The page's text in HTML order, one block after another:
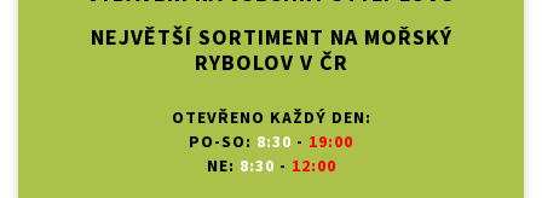
NEJVĚTŠÍ SORTIMENT NA MOŘSKÝ
RYBOLOV V ČR
OTEVŘENO KAŽDÝ DEN:
PO-SO: 8:30 - 19:00
NE: 8:30 - 12:00